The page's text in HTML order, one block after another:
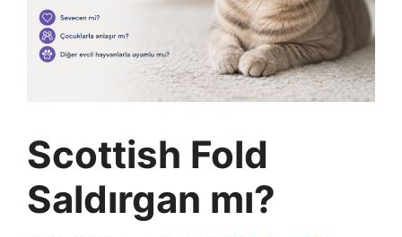
Scottish Fold
Saldırgan mı?